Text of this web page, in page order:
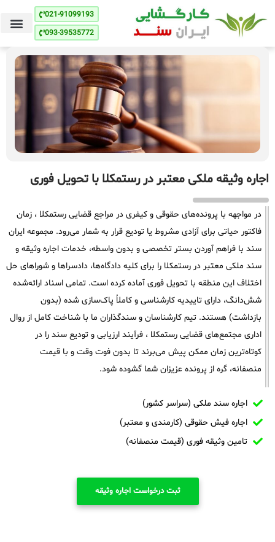
021-91099193
093-39535772
اجاره وثیقه ملکی معتبر در رستمکلا با تحویل فوری
در مواجهه با پرونده‌های حقوقی و کیفری در مراجع قضایی رستمکلا ، زمان
فاکتور حیاتی برای آزادی مشروط یا تودیع قرار به شمار می‌رود. مجموعه ایران
سند با فراهم آوردن بستر تخصصی و بدون واسطه، خدمات اجاره وثیقه و
سند ملکی معتبر در رستمکلا را برای کلیه دادگاه‌ها، دادسراها و شوراهای حل
اختلاف این منطقه با تحویل فوری آماده کرده است. تمامی اسناد ارائه‌شده
شش‌دانگ، دارای تاییدیه کارشناسی و کاملاً پاک‌سازی شده (بدون
بازداشت) هستند. تیم کارشناسان و سندگذاران ما با شناخت کامل از روال
اداری مجتمع‌های قضایی رستمکلا ، فرآیند ارزیابی و تودیع سند را در
کوتاه‌ترین زمان ممکن پیش می‌برند تا بدون فوت وقت و با قیمت
منصفانه، گره از پرونده عزیزان شما گشوده شود.
اجاره سند ملکی (سراسر کشور)
اجاره فیش حقوقی (کارمندی و معتبر)
تامین وثیقه فوری (قیمت منصفانه)
ثبت درخواست اجاره وثیقه